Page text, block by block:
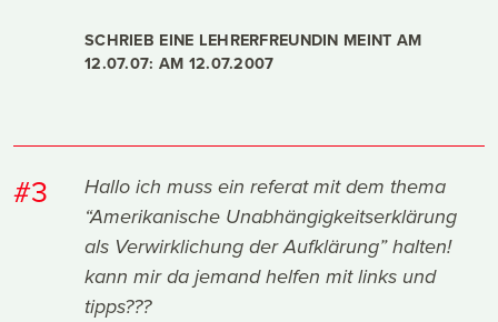
SCHRIEB EINE LEHRERFREUNDIN MEINT AM
12.07.07: AM 12.07.2007
#3
Hallo ich muss ein referat mit dem thema
“Amerikanische Unabhängigkeitserklärung
als Verwirklichung der Aufklärung” halten!
kann mir da jemand helfen mit links und
tipps???